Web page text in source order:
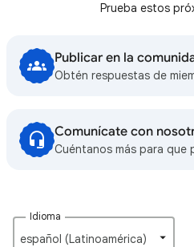
Prueba estos
Publicar en la
Obtén respuestas de
Comunícate con
Cuéntanos más para que
Idioma
español (Latinoamérica)‎